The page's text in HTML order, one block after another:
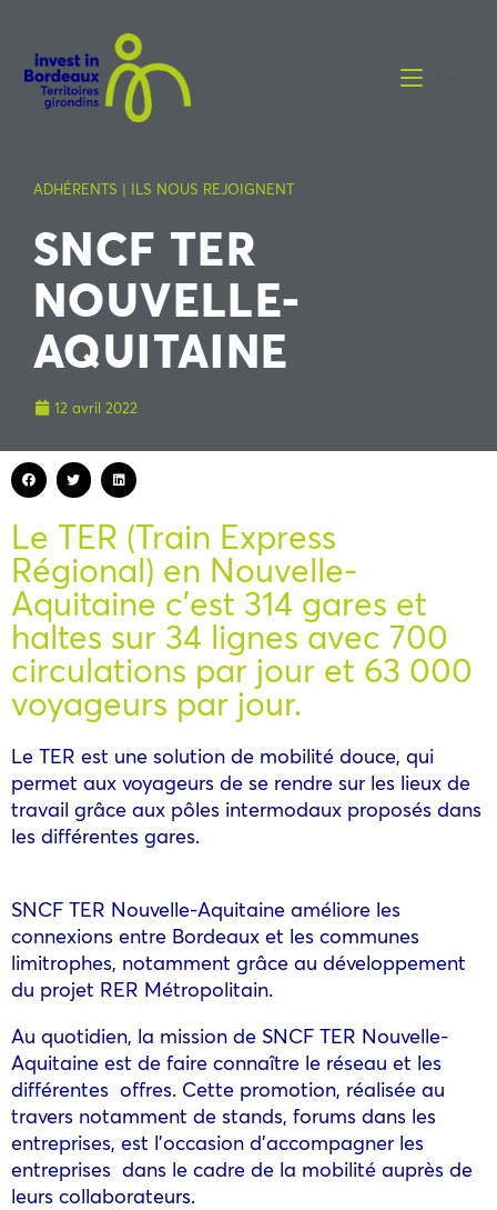
ADHÉRENTS | ILS NOUS REJOIGNENT
SNCF TER
NOUVELLE-
AQUITAINE
12 avril 2022
Le TER (Train Express
Régional) en Nouvelle-
Aquitaine c’est 314 gares et
haltes sur 34 lignes avec 700
circulations par jour et 63 000
voyageurs par jour.
Le TER est une solution de mobilité douce, qui
permet aux voyageurs de se rendre sur les lieux de
travail grâce aux pôles intermodaux proposés dans
les différentes gares.
SNCF TER Nouvelle-Aquitaine améliore les
connexions entre Bordeaux et les communes
limitrophes, notamment grâce au développement
du projet RER Métropolitain.
Au quotidien, la mission de SNCF TER Nouvelle-
Aquitaine est de faire connaître le réseau et les
différentes offres. Cette promotion, réalisée au
travers notamment de stands, forums dans les
entreprises, est l’occasion d’accompagner les
entreprises dans le cadre de la mobilité auprès de
leurs collaborateurs.